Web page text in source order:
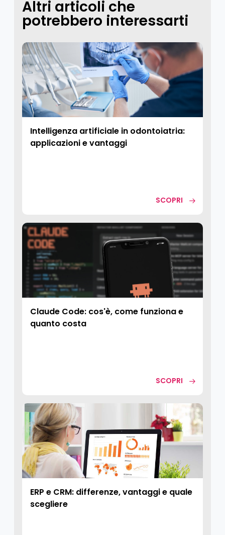
Altri articoli che
potrebbero interessarti
Intelligenza artificiale in odontoiatria:
applicazioni e vantaggi
SCOPRI
Claude Code: cos'è, come funziona e
quanto costa
SCOPRI
ERP e CRM: differenze, vantaggi e quale
scegliere